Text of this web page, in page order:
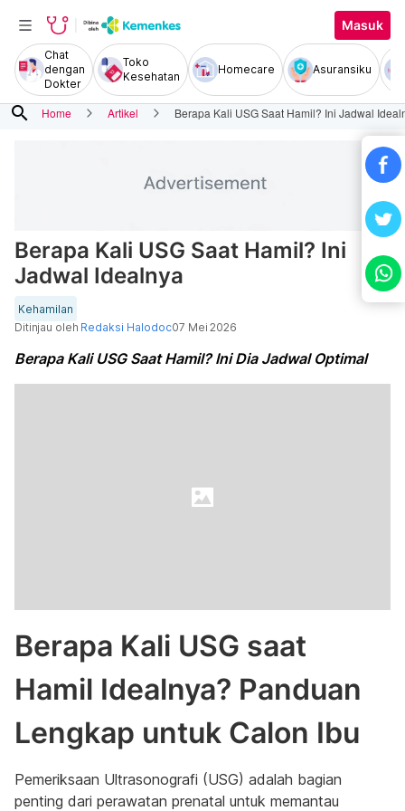
Masuk
Chat
dengan
Dokter
Toko
Kesehatan
Homecare Asuransiku
search Home Artikel Berapa Kali USG Saat Hamil? Ini Jadwal
Berapa Kali USG Saat Hamil? Ini
Jadwal Idealnya
Kehamilan
Ditinjau oleh Redaksi Halodoc07 Mei 2026
Berapa Kali USG Saat Hamil? Ini Dia Jadwal Optimal
Berapa Kali USG saat
Hamil Idealnya? Panduan
Lengkap untuk Calon Ibu
Pemeriksaan Ultrasonografi (USG) adalah bagian
penting dari perawatan prenatal untuk memantau